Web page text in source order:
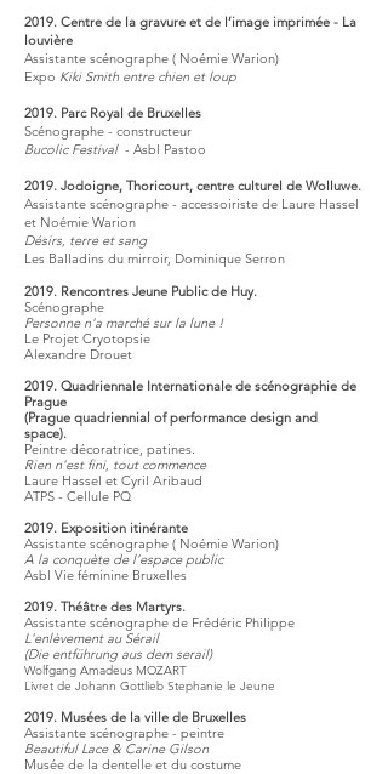
2019. Centre de la gravure et de l’image imprimée - La
louvière
Assistante scénographe ( Noémie Warion)
Expo Kiki Smith entre chien et loup
2019. Parc Royal de Bruxelles
Scénographe - constructeur
Bucolic Festival - Asbl Pastoo
2019. Jodoigne, Thoricourt, centre culturel de Wolluwe.
Assistante scénographe - accessoiriste de Laure Hassel
et Noémie Warion
Désirs, terre et sang
Les Balladins du mirroir, Dominique Serron
2019. Rencontres Jeune Public de Huy.
Scénographe
Personne n'a marché sur la lune !
Le Projet Cryotopsie
Alexandre Drouet
2019. Quadriennale Internationale de scénographie de
Prague
(Prague quadriennial of performance design and
space).
Peintre décoratrice, patines.
Rien n'est fini, tout commence
Laure Hassel et Cyril Aribaud
ATPS - Cellule PQ
2019. Exposition itinérante
Assistante scénographe ( Noémie Warion)
A la conquète de l’espace public
Asbl Vie féminine Bruxelles
2019. Théâtre des Martyrs.
Assistante scénographe de Frédéric Philippe
L'enlèvement au Sérail
(Die entführung aus dem serail)
Wolfgang Amadeus MOZART
Livret de Johann Gottlieb Stephanie le Jeune
2019. Musées de la ville de Bruxelles
Assistante scénographe - peintre
Beautiful Lace & Carine Gilson
Musée de la dentelle et du costume